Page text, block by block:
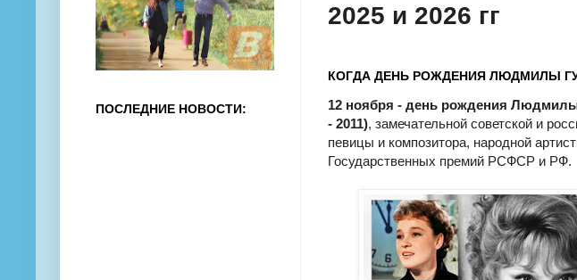
2025 и 2026 гг
КОГДА ДЕНЬ РОЖДЕНИЯ ЛЮДМИЛЫ
12 ноября - день рождения
- 2011), замечательной советской и
певицы и композитора, народной
Государственных премий РСФСР и РФ.
ПОСЛЕДНИЕ НОВОСТИ: